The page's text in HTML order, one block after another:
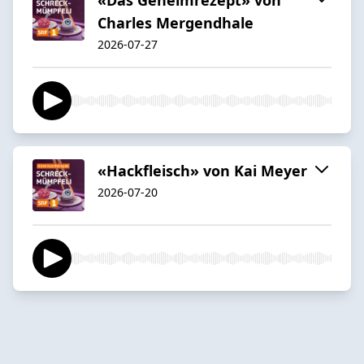
Charles Mergendhale
2026-07-27
«Hackfleisch» von Kai Meyer
2026-07-20